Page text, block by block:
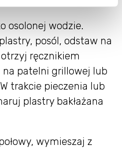
osolonej wodzie.
posól, odstaw na
ręcznikiem
patelni grillowej lub
trakcie pieczenia lub
plastry bakłażana
wymieszaj z